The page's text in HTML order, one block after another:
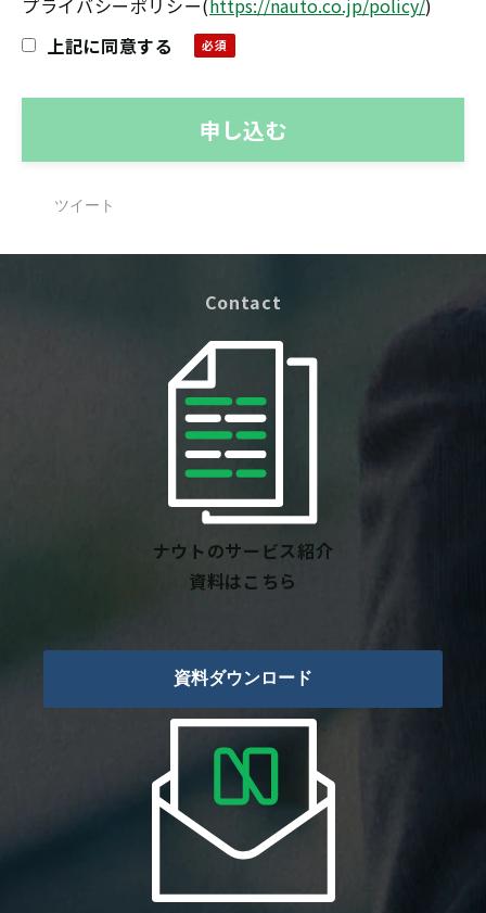
上記に同意する
ツイート
Contact
ナウトのサービス紹介
資料はこちら
資料ダウンロード